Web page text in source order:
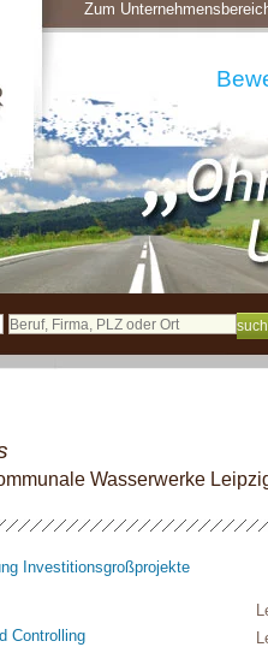
Zum
Wasserwerke
Investitionsgroßprojekte
Controlling